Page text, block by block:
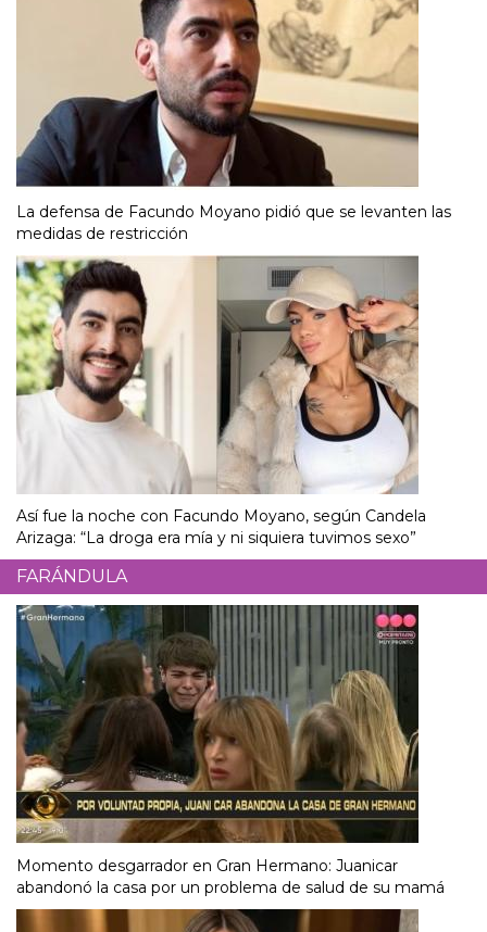
La defensa de Facundo Moyano pidió que se levanten las
medidas de restricción
Así fue la noche con Facundo Moyano, según Candela
Arizaga: “La droga era mía y ni siquiera tuvimos sexo”
FARÁNDULA
Momento desgarrador en Gran Hermano: Juanicar
abandonó la casa por un problema de salud de su mamá